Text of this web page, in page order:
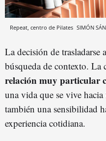
Repeat, centro de Pilates SIMÓN
La decisión de trasladarse
búsqueda de contexto. La
relación muy particular
una vida que se vive
también una sensibilidad
experiencia cotidiana.